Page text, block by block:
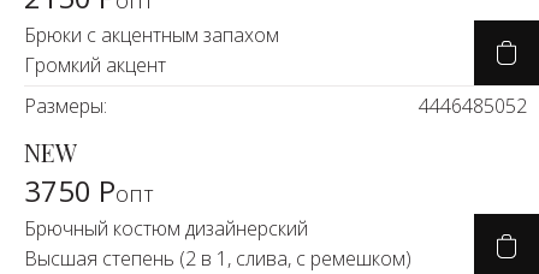
Брюки с акцентным запахом
Громкий акцент
Размеры:
4446485052
NEW
3750 Ропт
Брючный костюм дизайнерский
Высшая степень (2 в 1, слива, с ремешком)